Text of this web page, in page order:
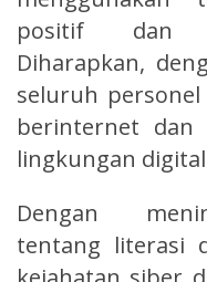
positif dan
Diharapkan,
seluruh
berinternet dan
lingkungan
Dengan
tentang literasi